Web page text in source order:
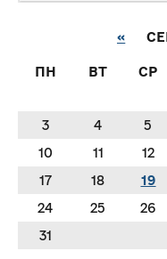
«
ПН ВТ СР
3
4 5
10
11 12
17
18 19
24
25 26
31